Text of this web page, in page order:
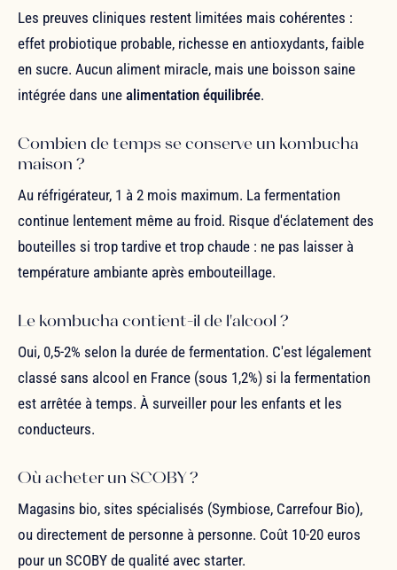
Les preuves cliniques restent limitées mais cohérentes :
effet probiotique probable, richesse en antioxydants, faible
en sucre. Aucun aliment miracle, mais une boisson saine
intégrée dans une alimentation équilibrée.
Combien de temps se conserve un kombucha
maison ?
Au réfrigérateur, 1 à 2 mois maximum. La fermentation
continue lentement même au froid. Risque d'éclatement des
bouteilles si trop tardive et trop chaude : ne pas laisser à
température ambiante après embouteillage.
Le kombucha contient-il de l'alcool ?
Oui, 0,5-2% selon la durée de fermentation. C'est légalement
classé sans alcool en France (sous 1,2%) si la fermentation
est arrêtée à temps. À surveiller pour les enfants et les
conducteurs.
Où acheter un SCOBY ?
Magasins bio, sites spécialisés (Symbiose, Carrefour Bio),
ou directement de personne à personne. Coût 10-20 euros
pour un SCOBY de qualité avec starter.